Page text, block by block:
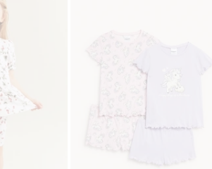
Lisää suosikkeihin